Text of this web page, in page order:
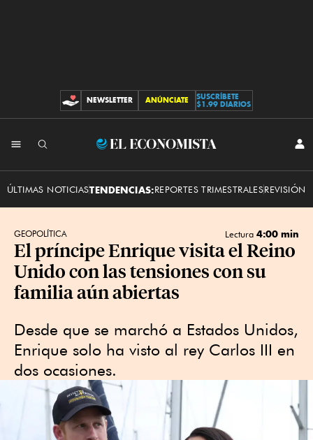
CONTRIBUCIONES
NEWSLETTER ANÚNCIATE
SUSCRÍBETE
$1.99 DIARIOS
El
ÚLTIMAS NOTICIASTENDENCIAS:REPORTES TRIMESTRALESREVISIÓN
GEOPOLÍTICA Lectura 4:00 min
El príncipe Enrique visita el Reino
Unido con las tensiones con su
familia aún abiertas
Desde que se marchó a Estados Unidos,
Enrique solo ha visto al rey Carlos III en
dos ocasiones.